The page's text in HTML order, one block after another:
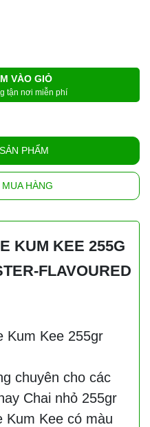
VÀO GIỎ
tận nơi miễn phí
PHẨM
HÀNG
KUM KEE 255G
FLAVOURED
Kum Kee 255gr
chuyên cho các
Chai nhỏ 255gr
Kum Kee có màu